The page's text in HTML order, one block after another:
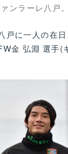
ンラーレ八戸。
戸に一人の在
金 弘淵 選手(